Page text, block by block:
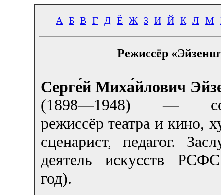
А Б В Г Д Ё Ж З И Й К Л М
Режиссёр
Серге́й Миха́йлович
(1898—1948) —
режиссёр театра и кино,
сценарист, педагог.
деятель искусств
год).